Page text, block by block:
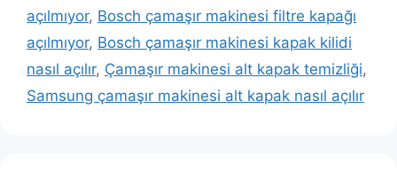
açılmıyor, Bosch çamaşır makinesi filtre kapağı
açılmıyor, Bosch çamaşır makinesi kapak kilidi
nasıl açılır, Çamaşır makinesi alt kapak temizliği,
Samsung çamaşır makinesi alt kapak nasıl açılır